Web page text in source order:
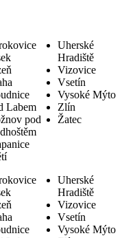
Labem
pod
Uherské
Hradiště
Vizovice
Vsetín
Vysoké Mýto
Zlín
Žatec
Uherské
Hradiště
Vizovice
Vsetín
Vysoké Mýto